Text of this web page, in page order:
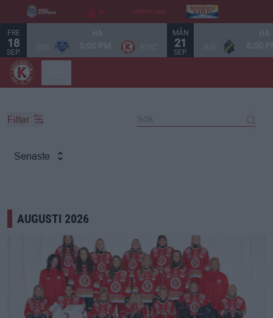
FRE
18
SEP.
MÅN
21
SEP.
Filter
Senaste
AUGUSTI 2026
Välkommen att börja spela hockey – för tjejer, av tjejer!